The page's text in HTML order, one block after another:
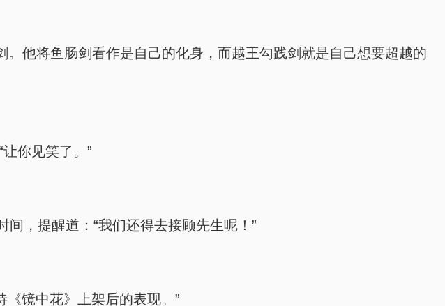
他将鱼肠剑看作是自己的化身，而越王勾践剑就是自己想要超越的
你见笑了。”
间，提醒道：“我们还得去接顾先生呢！”
镜中花》上架后的表现。”